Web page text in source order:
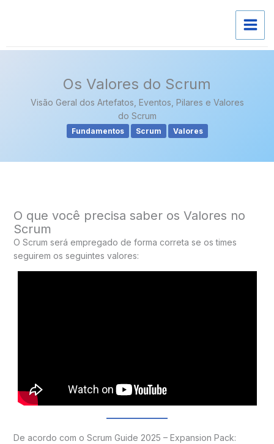
Os Valores do Scrum
Visão Geral dos Artefatos, Eventos, Pilares e Valores
do Scrum
Fundamentos Scrum Valores
O que você precisa saber os Valores no
Scrum
O Scrum será empregado de forma correta se os times
seguirem os seguintes valores:
De acordo com o Scrum Guide 2025 – Expansion Pack: